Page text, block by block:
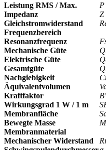
Leistung RMS / Max. P
Impedanz
Z
Gleichstromwiderstand
Frequenzbereich
Resonanzfrequenz
Mechanische Güte
Elektrische Güte
Gesamtgüte
Nachgiebigkeit
Äquivalentvolumen
Kraftfaktor
Wirkungsgrad 1 W / 1 m
Membranfläche
Bewegte Masse
Membranmaterial
Mechanischer Widerstand